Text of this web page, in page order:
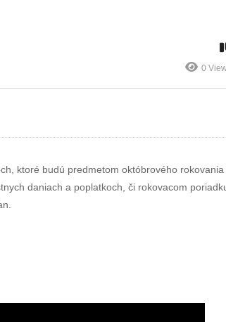
0
ktoré budú predmetom októbrového rokovania
daniach a poplatkoch, či rokovacom